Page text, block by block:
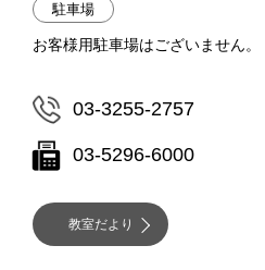
駐車場
お客様用駐車場はございません。
03-3255-2757
03-5296-6000
教室だより